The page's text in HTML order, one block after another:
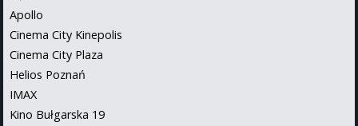
Apollo
Cinema City Kinepolis
Cinema City Plaza
Helios Poznań
IMAX
Kino Bułgarska 19